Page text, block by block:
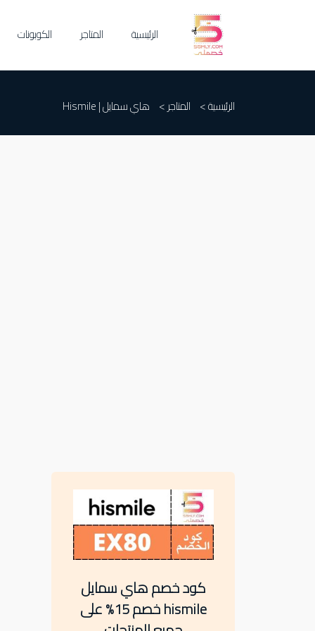
الرئيسية المتاجر الكوبونات
الرئيسية > المتاجر > هاي سمايل | Hismile
كود خصم هاي سمايل
hismile خصم 15% على